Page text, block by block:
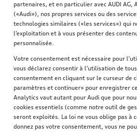
partenaires, et en particulier avec AUDI
(«Audi»), nos propres services ou des
technologies similaires («les services») qui
l’exploitation et à vous présenter des
personnalisée.
Votre consentement est nécessaire pour
vous déclarez consentir à l’utilisation de
consentement en cliquant sur le curseur de
paramètres et continuer» pour enregistrer
Analytics vaut autant pour Audi que pour
cookies essentiels (comme notre outil de
seront exploités. La loi ne vous oblige pas à
donnez pas votre consentement, vous ne